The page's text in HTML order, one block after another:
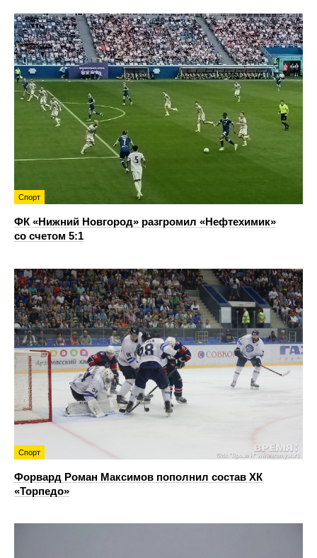
Спорт
ФК «Нижний Новгород» разгромил «Нефтехимик»
со счетом 5:1
Спорт
Форвард Роман Максимов пополнил состав ХК
«Торпедо»